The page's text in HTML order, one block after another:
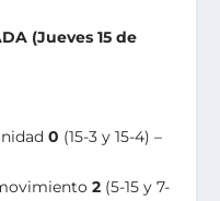
(Jueves 15 de
0 (15-3 y 15-4) –
2 (5-15 y 7-